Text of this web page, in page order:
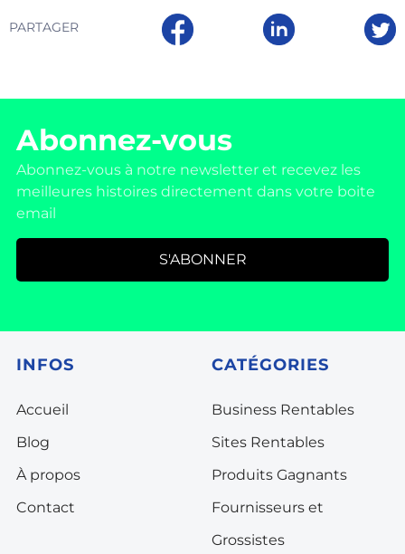
PARTAGER
Abonnez-vous
Abonnez-vous à notre newsletter et recevez les
meilleures histoires directement dans votre boite
email
S'ABONNER
INFOS
Accueil
Blog
À propos
Contact
CATÉGORIES
Business Rentables
Sites Rentables
Produits Gagnants
Fournisseurs et
Grossistes